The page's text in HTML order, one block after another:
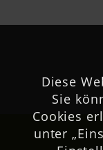
Diese
Sie
Cookies
unter